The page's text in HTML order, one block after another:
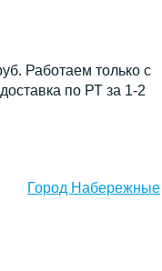
Работаем только с
по РТ за 1-2
Город Набережные